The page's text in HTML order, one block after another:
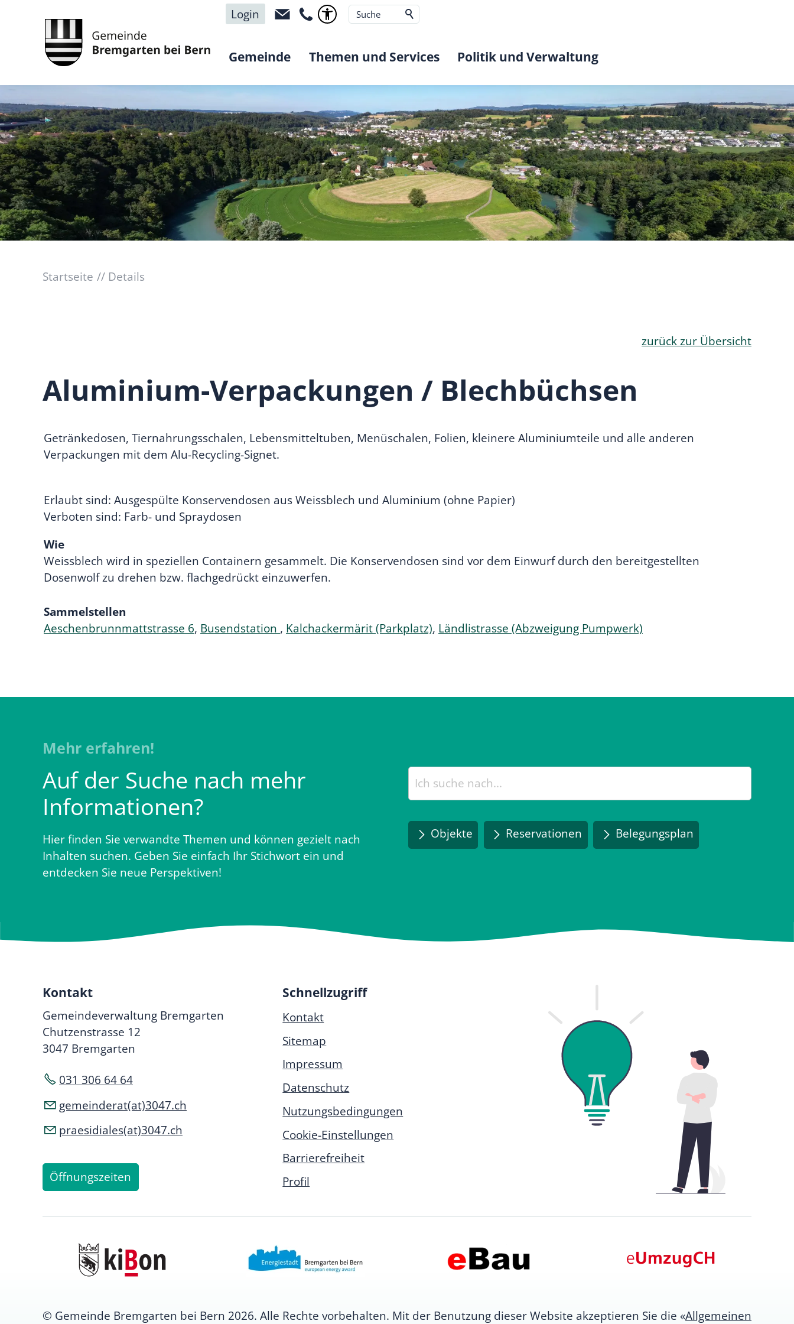
Login
Gemeinde Themen und Services Politik und Verwaltung
Startseite Details
zurück zur Übersicht
Aluminium-Verpackungen / Blechbüchsen
Getränkedosen, Tiernahrungsschalen, Lebensmitteltuben, Menüschalen, Folien, kleinere Aluminiumteile und alle anderen
Verpackungen mit dem Alu-Recycling-Signet.
Erlaubt sind: Ausgespülte Konservendosen aus Weissblech und Aluminium (ohne Papier)
Verboten sind: Farb- und Spraydosen
Wie
Weissblech wird in speziellen Containern gesammelt. Die Konservendosen sind vor dem Einwurf durch den bereitgestellten
Dosenwolf zu drehen bzw. flachgedrückt einzuwerfen.
Sammelstellen
Aeschenbrunnmattstrasse 6, Busendstation , Kalchackermärit (Parkplatz), Ländlistrasse (Abzweigung Pumpwerk)
Mehr erfahren!
Auf der Suche nach mehr
Informationen?
Hier finden Sie verwandte Themen und können gezielt nach
Inhalten suchen. Geben Sie einfach Ihr Stichwort ein und
entdecken Sie neue Perspektiven!
Objekte Reservationen Belegungsplan
Kontakt
Gemeindeverwaltung Bremgarten
Chutzenstrasse 12
3047 Bremgarten
031 306 64 64
gemeinderat(at)3047.ch
praesidiales(at)3047.ch
Öffnungszeiten
Schnellzugriff
Kontakt
Sitemap
Impressum
Datenschutz
Nutzungsbedingungen
Cookie-Einstellungen
Barrierefreiheit
Profil
© Gemeinde Bremgarten bei Bern 2026. Alle Rechte vorbehalten. Mit der Benutzung dieser Website akzeptieren Sie die «Allgemeinen